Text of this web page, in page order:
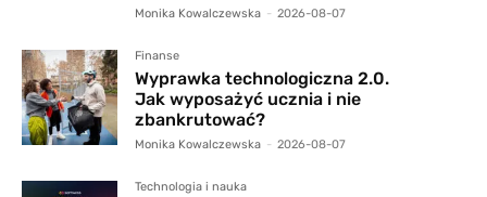
Monika Kowalczewska - 2026-08-07
Finanse
Wyprawka technologiczna 2.0.
Jak wyposażyć ucznia i nie
zbankrutować?
Monika Kowalczewska - 2026-08-07
Technologia i nauka